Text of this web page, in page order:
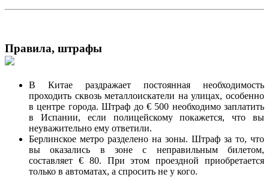
Правила, штрафы
В Китае раздражает постоянная необходимость
проходить сквозь металлоискатели на улицах, особенно
в центре города. Штраф до € 500 необходимо заплатить
в Испании, если полицейскому покажется, что вы
неуважительно ему ответили.
Берлинское метро разделено на зоны. Штраф за то, что
вы оказались в зоне с неправильным билетом,
составляет € 80. При этом проездной приобретается
только в автоматах, а спросить не у кого.